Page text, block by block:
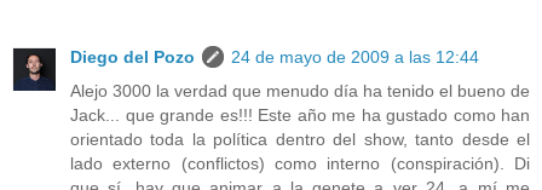
Diego del Pozo
24 de mayo de 2009 a las 12:44
Alejo 3000 la verdad que menudo día ha tenido el bueno de
Jack... que grande es!!! Este año me ha gustado como han
orientado toda la política dentro del show, tanto desde el
lado externo (conflictos) como interno (conspiración). Di